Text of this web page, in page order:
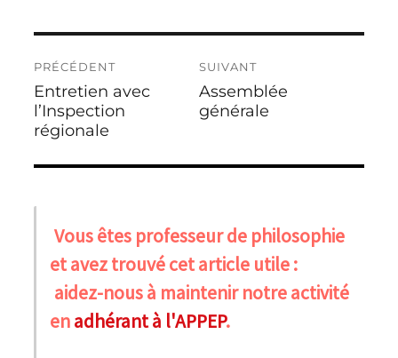
de
l’article
PRÉCÉDENT
Publication
précédente :
Entretien avec
l’Inspection
régionale
SUIVANT
Publication
suivante :
Assemblée
générale
Vous êtes professeur de philosophie
et avez trouvé cet article utile :
aidez-nous à maintenir notre activité
enadhérant à l'APPEP.